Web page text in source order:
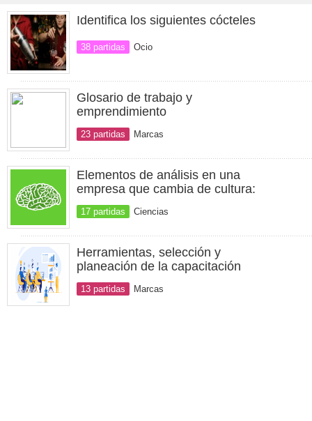
Identifica los siguientes cócteles
38 partidas Ocio
Glosario de trabajo y
emprendimiento
23 partidas Marcas
Elementos de análisis en una
empresa que cambia de cultura:
17 partidas Ciencias
Herramientas, selección y
planeación de la capacitación
13 partidas Marcas